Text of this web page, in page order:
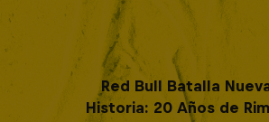
Red Bull Batalla
Historia: 20 Años de